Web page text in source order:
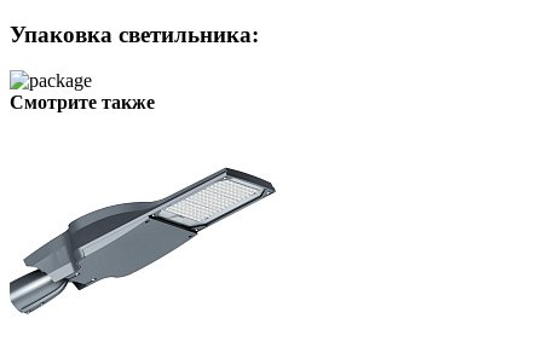
Упаковка светильника:
Смотрите также